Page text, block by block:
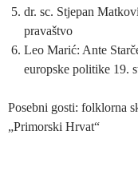
dr. sc. Stjepan
pravaštvo
Leo Marić: Ante
europske politike 19.
Posebni gosti: folklorna
„Primorski Hrvat“